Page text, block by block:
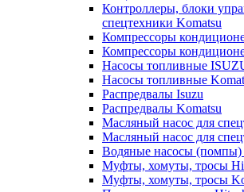
Контроллеры, блоки
спецтехники Komatsu
Компрессоры
Компрессоры
Насосы топливные
Насосы топливные
Распредвалы Isuzu
Распредвалы Komatsu
Масляный насос для
Масляный насос для
Водяные насосы (помпы)
Муфты, хомуты, тросы
Муфты, хомуты, тросы